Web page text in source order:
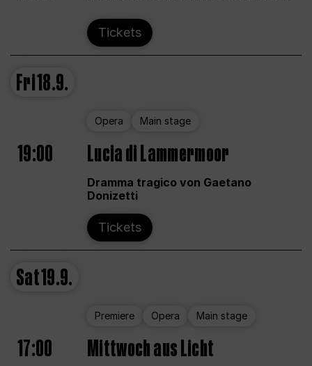
Tickets
Fri18.9.
Opera Main stage
19:00 Lucia di Lammermoor
Dramma tragico von Gaetano
Donizetti
Tickets
Sat19.9.
Premiere Opera Main stage
17:00 Mittwoch aus Licht